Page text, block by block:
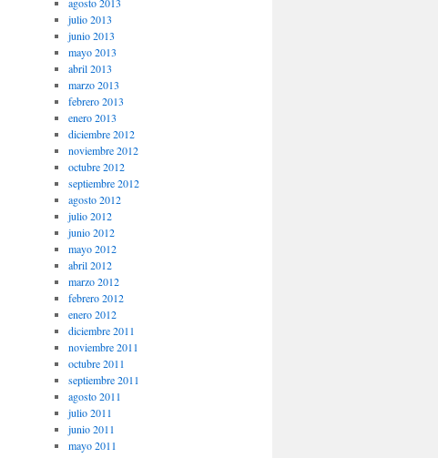
julio 2013
junio 2013
mayo 2013
abril 2013
marzo 2013
febrero 2013
enero 2013
diciembre 2012
noviembre 2012
octubre 2012
septiembre 2012
agosto 2012
julio 2012
junio 2012
mayo 2012
abril 2012
marzo 2012
febrero 2012
enero 2012
diciembre 2011
noviembre 2011
octubre 2011
septiembre 2011
agosto 2011
julio 2011
junio 2011
mayo 2011